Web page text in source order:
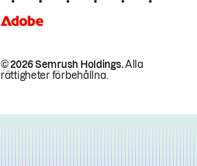
© 2026 Semrush Holdings.Alla
rättigheter förbehållna.